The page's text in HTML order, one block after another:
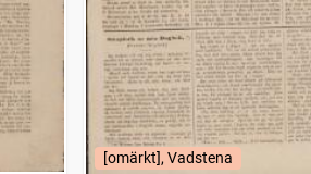
[omärkt], Vadstena